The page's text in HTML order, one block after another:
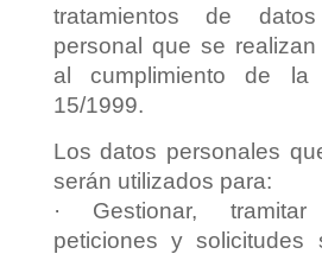
tratamientos de
personal que se
al cumplimiento de la
15/1999.
Los datos personales
serán utilizados para:
· Gestionar,
peticiones y solicitudes